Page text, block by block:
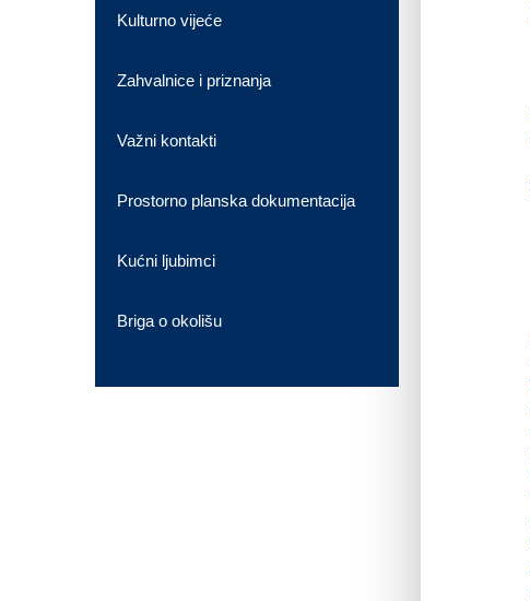
Kulturno vijeće
Zahvalnice i priznanja
Važni kontakti
Prostorno planska dokumentacija
Kućni ljubimci
Briga o okolišu